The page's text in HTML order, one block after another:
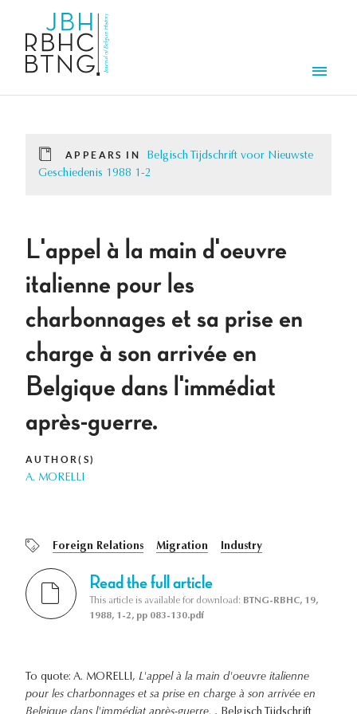
APPEARS IN
Belgisch Tijdschrift voor Nieuwste
Geschiedenis 1988 1-2
L'appel à la main d'oeuvre
italienne pour les
charbonnages et sa prise en
charge à son arrivée en
Belgique dans l'immédiat
après-guerre.
AUTHOR(S)
A. MORELLI
Foreign Relations Migration Industry
Read the full article
This article is available for download: BTNG-RBHC, 19,
1988, 1-2, pp 083-130.pdf
To quote: A. MORELLI, L'appel à la main d'oeuvre italienne
pour les charbonnages et sa prise en charge à son arrivée en